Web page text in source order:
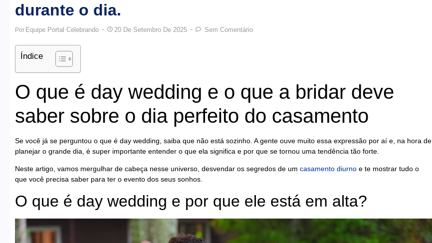
durante o dia.
Por Equipe Portal Celebrando 20 De Setembro De 2025 Sem Comentário
Índice
O que é day wedding e o que a bridar deve
saber sobre o dia perfeito do casamento
Se você já se perguntou o que é day wedding, saiba que não está sozinho. A gente ouve muito essa expressão por aí e, na hora de
planejar o grande dia, é super importante entender o que ela significa e por que se tornou uma tendência tão forte.
Neste artigo, vamos mergulhar de cabeça nesse universo, desvendar os segredos de um casamento diurno e te mostrar tudo o
que você precisa saber para ter o evento dos seus sonhos.
O que é day wedding e por que ele está em alta?